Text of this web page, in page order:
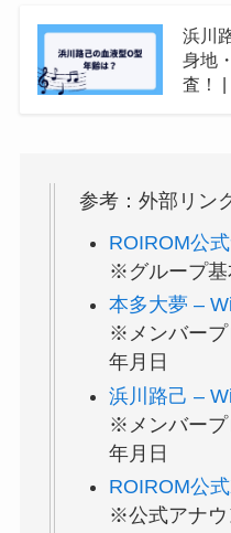
浜川
身地
査！ |
参考：外部リン
ROIROM公
※グループ基
本多大夢 –
※メンバープ
年月日
浜川路己 –
※メンバープ
年月日
ROIROM公式
※公式アナウ